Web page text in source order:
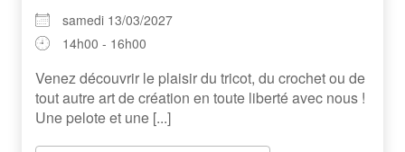
samedi 13/03/2027
14h00 - 16h00
Venez découvrir le plaisir du tricot, du crochet ou de
tout autre art de création en toute liberté avec nous !
Une pelote et une [...]